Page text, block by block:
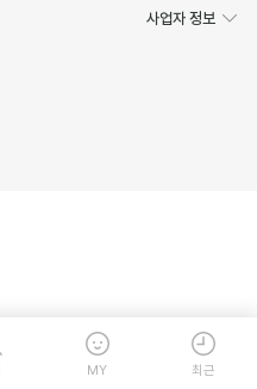
사업자 정보
MY 최근